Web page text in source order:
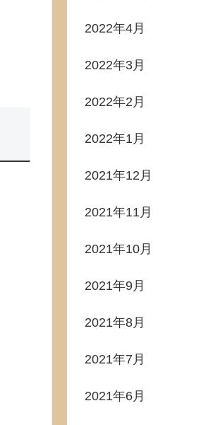
2022年4月
2022年3月
2022年2月
2022年1月
2021年12月
2021年11月
2021年10月
2021年9月
2021年8月
2021年7月
2021年6月